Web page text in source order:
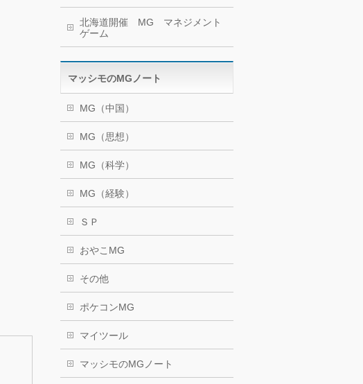
北海道開催 MG マネジメント
ゲーム
マッシモのMGノート
MG（中国）
MG（思想）
MG（科学）
MG（経験）
ＳＰ
おやこMG
その他
ポケコンMG
マイツール
マッシモのMGノート